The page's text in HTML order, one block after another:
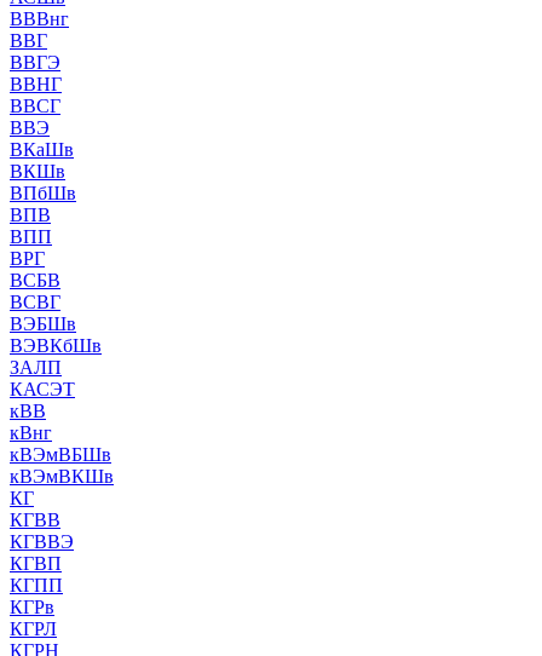
ВВВнг
ВВГ
ВВГЭ
ВВНГ
ВВСГ
ВВЭ
ВКаШв
ВКШв
ВПбШв
ВПВ
ВПП
ВРГ
ВСБВ
ВСВГ
ВЭБШв
ВЭВКбШв
ЗАЛП
КАСЭТ
кВВ
кВнг
кВЭмВБШв
кВЭмВКШв
КГ
КГВВ
КГВВЭ
КГВП
КГПП
КГРв
КГРЛ
КГРН